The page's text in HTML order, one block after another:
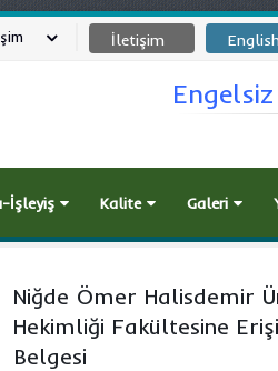
English
İletişim
İşleyiş Kalite Galeri
Niğde Ömer Halisdemir
Hekimliği Fakültesine
Belgesi